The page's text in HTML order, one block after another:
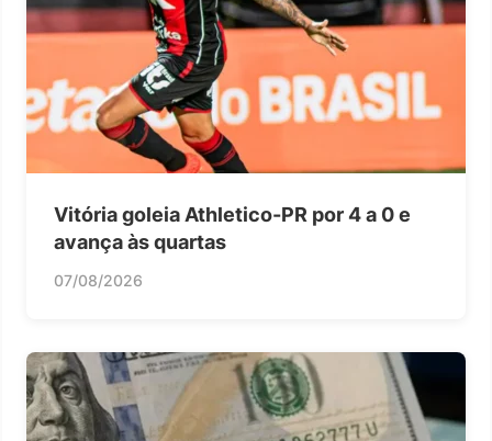
Vitória goleia Athletico-PR por 4 a 0 e
avança às quartas
07/08/2026